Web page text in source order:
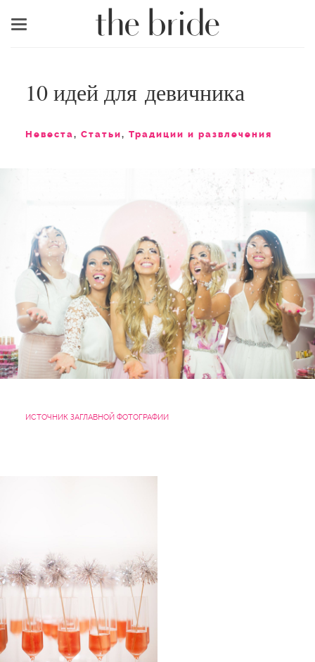
Меню
10 идей для девичника
Невеста, Статьи, Традиции и развлечения
ИСТОЧНИК ЗАГЛАВНОЙ ФОТОГРАФИИ